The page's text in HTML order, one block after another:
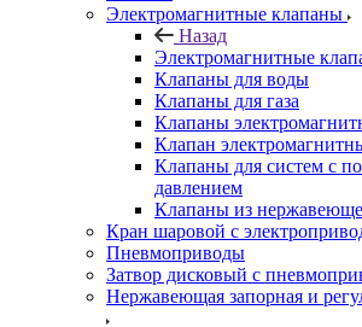
Электромагнитные клапаны
Назад
Электромагнитные
Клапаны для воды
Клапаны для газа
Клапаны
Клапан
Клапаны для систем с
давлением
Клапаны из
Кран шаровой с
Пневмоприводы
Затвор дисковый с
Нержавеющая запорная и